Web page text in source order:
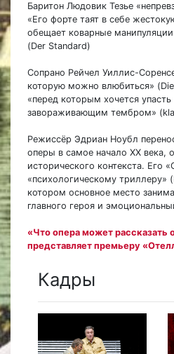
Баритон Людовик Тезье
«Его форте таят в себе
обещает коварные
(Der Standard)
Сопрано Рейчел Уиллис-
которую можно влюбиться»
«перед которым хочется
завораживающим тембром»
Режиссёр Эдриан Ноубл
оперы в самое начало XX века,
исторического контекста. Его
«психологическому триллеру»
котором основное место
главного героя и
«Что опера может рассказать
представляет премьеру
Кадры